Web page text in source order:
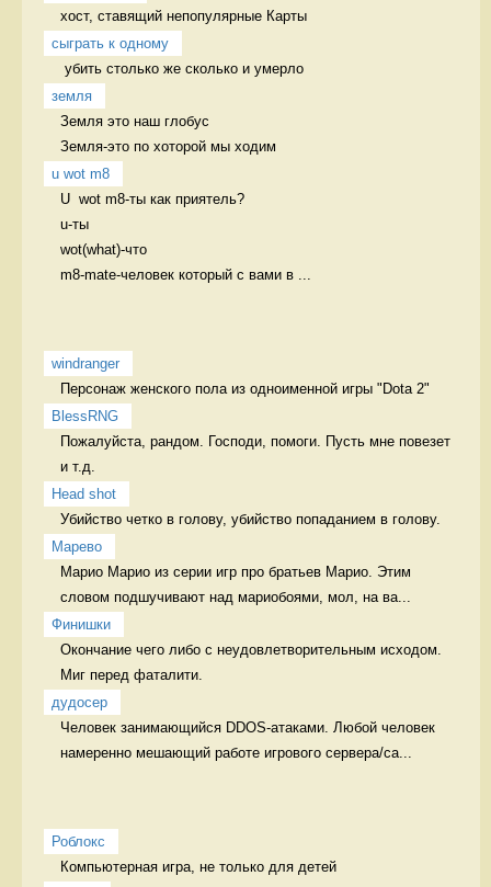
хост, ставящий непопулярные Карты
сыграть к одному
убить столько же сколько и умерло
земля
Земля это наш глобус
Земля-это по хоторой мы ходим
u wot m8
U  wot m8-ты как приятель?
u-ты
wot(what)-что
m8-mate-человек который с вами в ...
windranger
Персонаж женского пола из одноименной игры "Dota 2"
BlessRNG
Пожалуйста, рандом. Господи, помоги. Пусть мне повезет
и т.д.
Head shot
Убийство четко в голову, убийство попаданием в голову.
Марево
Марио Марио из серии игр про братьев Марио. Этим
словом подшучивают над мариобоями, мол, на ва...
Финишки
Окончание чего либо с неудовлетворительным исходом.
Миг перед фаталити.
дудосер
Человек занимающийся DDOS-атаками. Любой человек
намеренно мешающий работе игрового сервера/са...
Роблокс
Компьютерная игра, не только для детей